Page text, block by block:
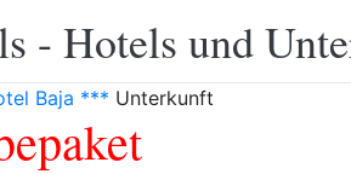
- Hotels und
Baja *** Unterkunft